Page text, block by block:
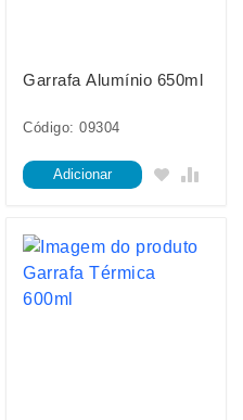
Garrafa Alumínio 650ml
Código: 09304
Adicionar